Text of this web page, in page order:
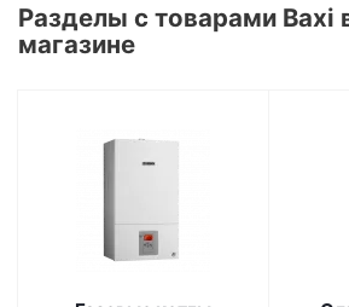
Разделы с товарами Baxi
магазине